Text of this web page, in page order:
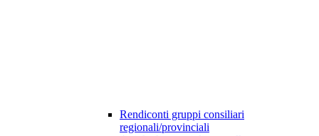
Rendiconti gruppi consiliari
regionali/provinciali